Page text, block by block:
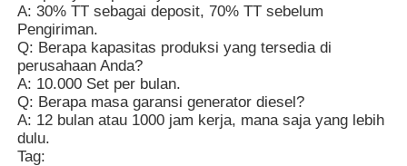
A: 30% TT sebagai deposit, 70% TT sebelum
Pengiriman.
Q: Berapa kapasitas produksi yang tersedia di
perusahaan Anda?
A: 10.000 Set per bulan.
Q: Berapa masa garansi generator diesel?
A: 12 bulan atau 1000 jam kerja, mana saja yang lebih
dulu.
Tag: